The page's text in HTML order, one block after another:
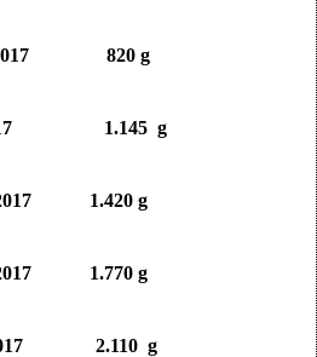
820 g
1.145 g
1.420 g
1.770 g
2.110 g